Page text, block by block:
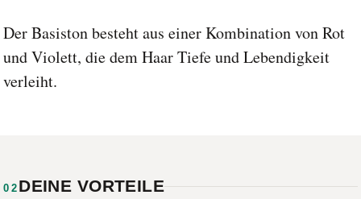
Der Basiston besteht aus einer Kombination von Rot
und Violett, die dem Haar Tiefe und Lebendigkeit
verleiht.
02 DEINE VORTEILE